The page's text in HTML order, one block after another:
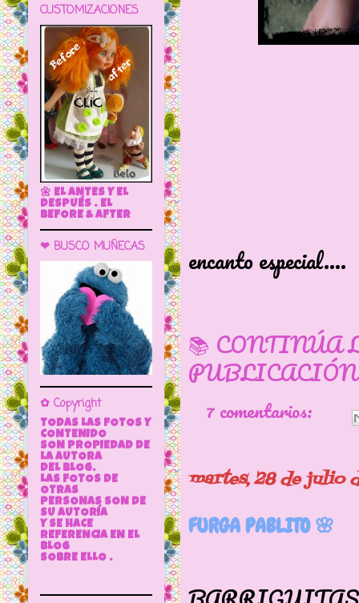
encanto especial....
📚 CONTINÚA
7 comentarios:
martes, 28 de julio
FURGA PABLITO 🌸
CUSTOMIZACIONES
🌼 EL ANTES Y EL
DESPUÉS . EL
BEFORE & AFTER
❤ BUSCO MUÑECAS
✿ Copyright
TODAS LAS FOTOS Y
CONTENIDO
SON PROPIEDAD DE
LA AUTORA
DEL BLOG.
LAS FOTOS DE
OTRAS
PERSONAS SON DE
SU AUTORÍA
Y SE HACE
REFERENCIA EN EL
BLOG
SOBRE ELLO .